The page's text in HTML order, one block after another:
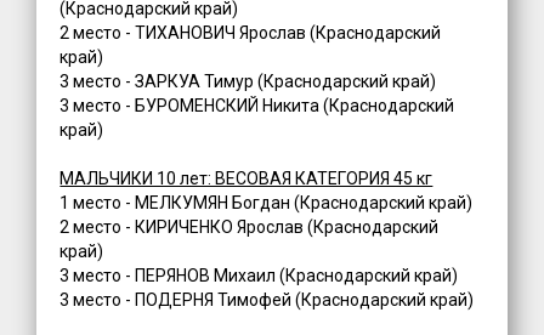
(Краснодарский край)
2 место - ТИХАНОВИЧ Ярослав (Краснодарский
край)
3 место - ЗАРКУА Тимур (Краснодарский край)
3 место - БУРОМЕНСКИЙ Никита (Краснодарский
край)
МАЛЬЧИКИ 10 лет: ВЕСОВАЯ КАТЕГОРИЯ 45 кг
1 место - МЕЛКУМЯН Богдан (Краснодарский край)
2 место - КИРИЧЕНКО Ярослав (Краснодарский
край)
3 место - ПЕРЯНОВ Михаил (Краснодарский край)
3 место - ПОДЕРНЯ Тимофей (Краснодарский край)